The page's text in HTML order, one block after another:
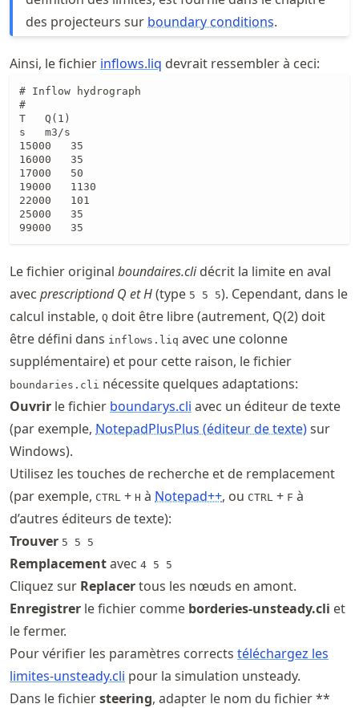
des projecteurs sur boundary conditions.
Ainsi, le fichier inflows.liq devrait ressembler à ceci:
# Inflow hydrograph
#
T	Q(1)
s	m3/s
15000	35
16000	35
17000	50
19000	1130
22000	101
25000	35
99000	35
Le fichier original boundaires.clidécrit la limite en aval
avec prescriptiond Q et H(type 5 5 5). Cependant, dans le
calcul instable, Q doit être libre (autrement, Q(2) doit
être défini dans inflows.liq avec une colonne
supplémentaire) et pour cette raison, le fichier
boundaries.cli nécessite quelques adaptations:
Ouvrir le fichier boundarys.cli avec un éditeur de texte
(par exemple, NotepadPlusPlus (éditeur de texte)sur
Windows).
Utilisez les touches de recherche et de remplacement
(par exemple, CTRL + H à Notepad++, ou CTRL + F à
d’autres éditeurs de texte):
Trouver 5 5 5
Remplacementavec 4 5 5
Cliquez sur Replacertous les nœuds en amont.
Enregistrer le fichier comme borderies-unsteady.cli et
le fermer.
Pour vérifier les paramètres corrects téléchargez les
limites-unsteady.cli pour la simulation unsteady.
Dans le fichiersteering, adapter le nom du fichier **